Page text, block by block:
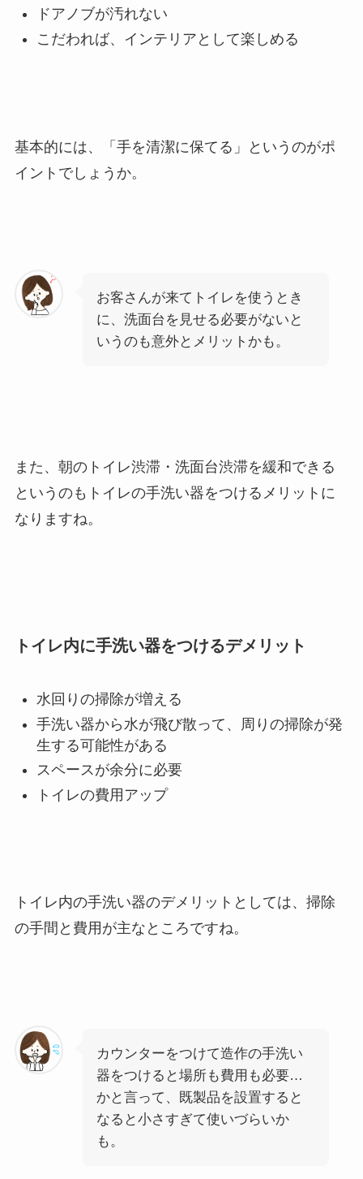
ドアノブが汚れない
こだわれば、インテリアとして楽しめる
基本的には、 「手を清潔に保てる」
というのがポ
イントでしょうか。
お客さんが来てトイレを使うとき
に、洗面台を見せる必要がないと
いうのも意外とメリットかも。
また、朝のトイレ渋滞・洗面台渋滞を緩和できる
というのもトイレの手洗い器をつけるメリットに
なりますね。
トイレ内に手洗い器をつけるデメリット
水回りの掃除が増える
手洗い器から水が飛び散って、周りの掃除が発
生する可能性がある
スペースが余分に必要
トイレの費用アップ
トイレ内の手洗い器のデメリットとしては、 掃除
の手間と費用 が主なところですね。
カウンターをつけて造作の手洗い
器をつけると場所も費用も必要…
かと言って、既製品を設置すると
なると小さすぎて使いづらいか
も。